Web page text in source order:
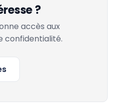
?
accès aux
confidentialité.